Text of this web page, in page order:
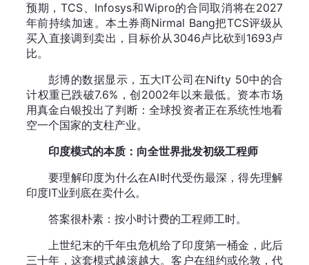
预期，TCS、Infosys和Wipro的合同取消将在2027
年前持续加速。本土券商Nirmal Bang把TCS评级从
买入直接调到卖出，目标价从3046卢比砍到1693卢
比。
彭博的数据显示，五大IT公司在Nifty 50中的合
计权重已跌破7.6%，创2002年以来最低。资本市场
用真金白银投出了判断：全球投资者正在系统性地看
空一个国家的支柱产业。
印度模式的本质：向全世界批发初级工程师
要理解印度为什么在AI时代受伤最深，得先理解
印度IT业到底在卖什么。
答案很朴素：按小时计费的工程师工时。
上世纪末的千年虫危机给了印度第一桶金，此后
三十年，这套模式越滚越大。客户在纽约或伦敦，代